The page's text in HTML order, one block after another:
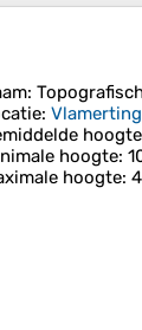
:
:
hoogte
hoogte:
hoogte: